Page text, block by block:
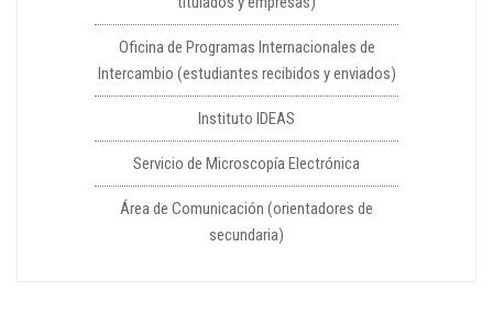
Oficina de Programas Internacionales de
Intercambio (estudiantes recibidos y enviados)
Instituto IDEAS
Servicio de Microscopía Electrónica
Área de Comunicación (orientadores de
secundaria)